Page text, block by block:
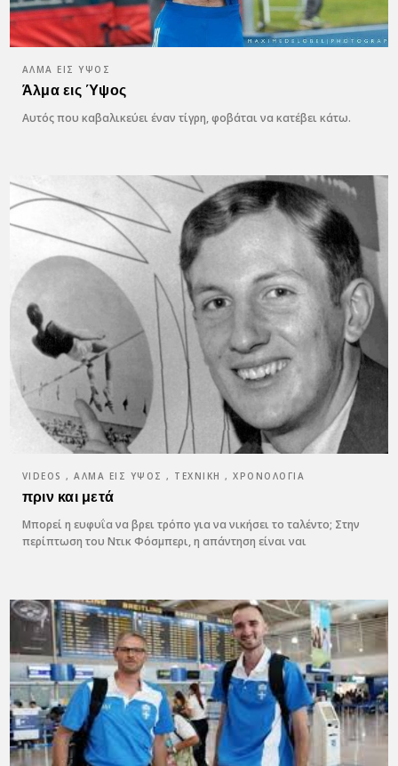
ΆΛΜΑ ΕΙΣ ΎΨΟΣ
Άλμα εις Ύψος
Αυτός που καβαλικεύει έναν τίγρη, φοβάται να κατέβει κάτω.
VIDEOS , ΆΛΜΑ ΕΙΣ ΎΨΟΣ , ΤΕΧΝΙΚΉ , ΧΡΟΝΟΛΌΓΙΑ
πριν και μετά
Μπορεί η ευφυΐα να βρει τρόπο για να νικήσει το ταλέντο; Στην
περίπτωση του Ντικ Φόσμπερι, η απάντηση είναι ναι